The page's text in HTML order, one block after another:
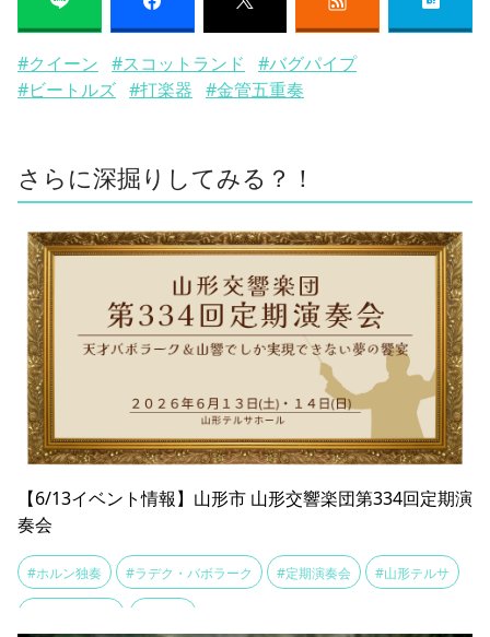
#クイーン #スコットランド
#バグパイプ
#ビートルズ #打楽器 #金管五重奏
さらに深掘りしてみる？！
【6/13イベント情報】山形市 山形交響楽団第334回定期演
奏会
#ホルン独奏 #ラデク・バボラーク #定期演奏会 #山形テルサ